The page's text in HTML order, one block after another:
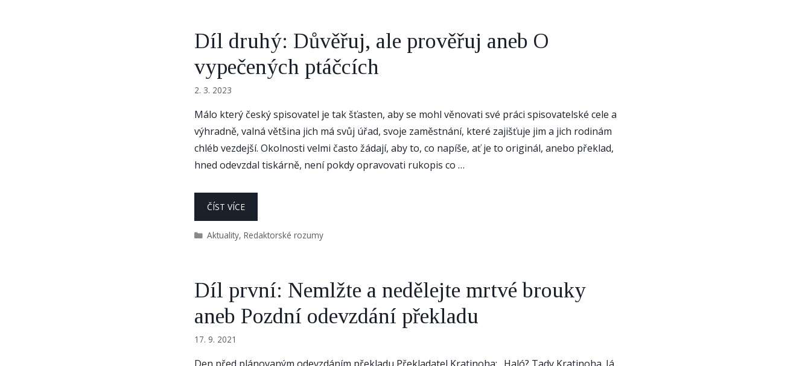
Díl druhý: Důvěřuj, ale prověřuj aneb O
vypečených ptáčcích
2. 3. 2023
Málo který český spisovatel je tak šťasten, aby se mohl věnovati své práci spisovatelské cele a
výhradně, valná většina jich má svůj úřad, svoje zaměstnání, které zajišťuje jim a jich rodinám
chléb vezdejší. Okolnosti velmi často žádají, aby to, co napíše, ať je to originál, anebo překlad,
hned odevzdal tiskárně, není pokdy opravovati rukopis co …
ČÍST VÍCE
Rubriky
Aktuality,Redaktorské rozumy
Díl první: Nemlžte a nedělejte mrtvé brouky
aneb Pozdní odevzdání překladu
17. 9. 2021
Den před plánovaným odevzdáním překladu Překladatel Kratinoha: „Haló? Tady Kratinoha. Já